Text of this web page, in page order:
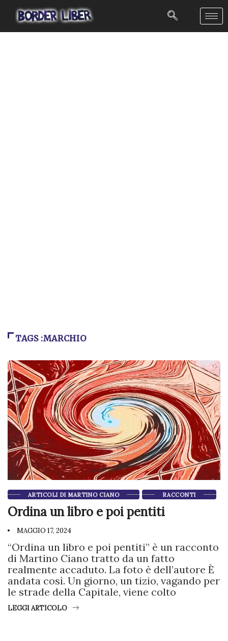
TAGS :MARCHIO
ARTICOLI DI MARTINO CIANO RACCONTI
Ordina un libro e poi pentiti
MAGGIO 17, 2024
“Ordina un libro e poi pentiti” è un racconto
di Martino Ciano tratto da un fatto
realmente accaduto. La foto è dell’autore È
andata così. Un giorno, un tizio, vagando per
le strade della Capitale, viene colto
LEGGI ARTICOLO